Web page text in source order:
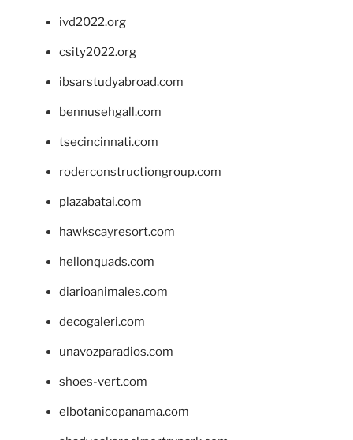
ivd2022.org
csity2022.org
ibsarstudyabroad.com
bennusehgall.com
tsecincinnati.com
roderconstructiongroup.com
plazabatai.com
hawkscayresort.com
hellonquads.com
diarioanimales.com
decogaleri.com
unavozparadios.com
shoes-vert.com
elbotanicopanama.com